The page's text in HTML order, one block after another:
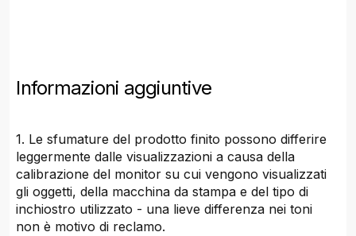
Informazioni aggiuntive
1. Le sfumature del prodotto finito possono differire
leggermente dalle visualizzazioni a causa della
calibrazione del monitor su cui vengono visualizzati
gli oggetti, della macchina da stampa e del tipo di
inchiostro utilizzato - una lieve differenza nei toni
non è motivo di reclamo.